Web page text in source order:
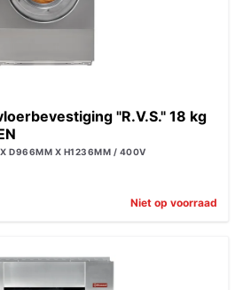
"R.V.S." 18 kg
D966MM X H1236MM / 400V
Niet op voorraad